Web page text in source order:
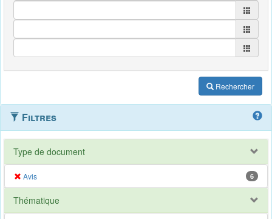
Rechercher
Filtres
Type de document
Avis 6
Thématique